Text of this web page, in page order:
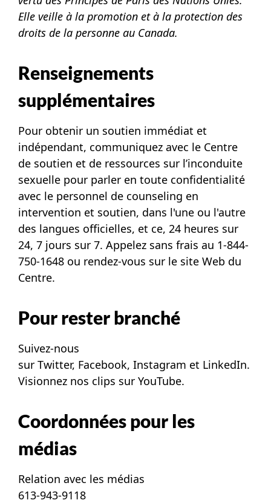
Elle veille à la promotion et à la protection des
droits de la personne au Canada.
Renseignements
supplémentaires
Pour obtenir un soutien immédiat et
indépendant, communiquez avec le Centre
de soutien et de ressources sur l’inconduite
sexuelle pour parler en toute confidentialité
avec le personnel de counseling en
intervention et soutien, dans l'une ou l'autre
des langues officielles, et ce, 24 heures sur
24, 7 jours sur 7. Appelez sans frais au 1-844-
750-1648 ou rendez-vous sur le site Web du
Centre.
Pour rester branché
Suivez-nous
sur Twitter, Facebook, Instagram et LinkedIn.
Visionnez nos clips sur YouTube.
Coordonnées pour les
médias
Relation avec les médias
613-943-9118